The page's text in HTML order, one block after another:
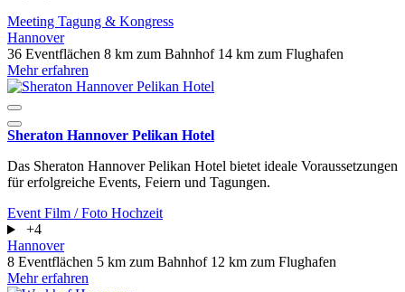
Meeting Tagung & Kongress
Hannover
36 Eventflächen 8 km zum Bahnhof 14 km zum Flughafen
Mehr erfahren
Sheraton Hannover Pelikan Hotel
Das Sheraton Hannover Pelikan Hotel bietet ideale Voraussetzungen
für erfolgreiche Events, Feiern und Tagungen.
Event Film / Foto Hochzeit
+4
Hannover
8 Eventflächen 5 km zum Bahnhof 12 km zum Flughafen
Mehr erfahren